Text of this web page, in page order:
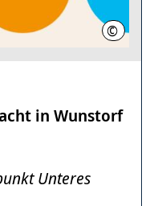
©
in Wunstorf
Unteres